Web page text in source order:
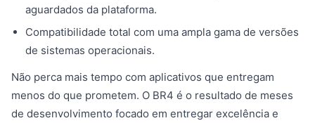
aguardados da plataforma.
Compatibilidade total com uma ampla gama de versões
de sistemas operacionais.
Não perca mais tempo com aplicativos que entregam
menos do que prometem. O BR4 é o resultado de meses
de desenvolvimento focado em entregar excelência e